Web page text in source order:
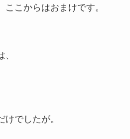
こからはおまけです。
でしたが。